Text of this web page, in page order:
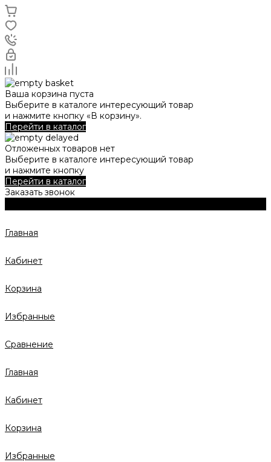
Ваша корзина пуста
Выберите в каталоге интересующий товар
и нажмите кнопку «В корзину».
Перейти в каталог
Отложенных товаров нет
Выберите в каталоге интересующий товар
и нажмите кнопку
Перейти в каталог
Заказать звонок
Главная
Кабинет
Корзина
Избранные
Сравнение
Главная
Кабинет
Корзина
Избранные